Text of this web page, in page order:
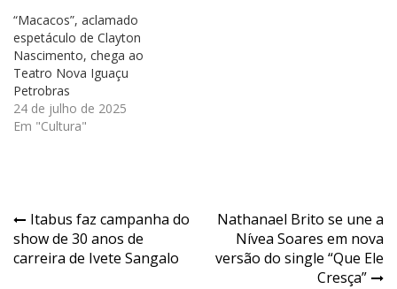
“Macacos”, aclamado
espetáculo de Clayton
Nascimento, chega ao
Teatro Nova Iguaçu
Petrobras
24 de julho de 2025
Em "Cultura"
Navegação
de
Itabus faz campanha do
show de 30 anos de
carreira de Ivete Sangalo
Nathanael Brito se une a
Nívea Soares em nova
versão do single “Que Ele
Cresça”